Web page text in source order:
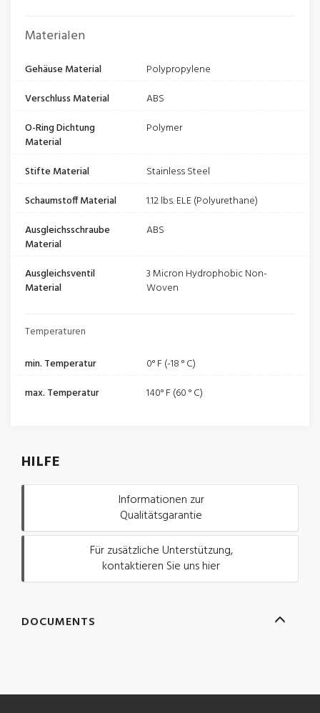
Materialen
Gehäuse Material
Polypropylene
Verschluss Material
ABS
O-Ring Dichtung
Material
Polymer
Stifte Material
Stainless Steel
Schaumstoff Material
1.12 lbs. ELE (Polyurethane)
Ausgleichsschraube
Material
ABS
Ausgleichsventil
Material
3 Micron Hydrophobic Non-
Woven
Temperaturen
min. Temperatur
0° F (-18 ° C)
max. Temperatur
140° F (60 ° C)
HILFE
Informationen zur
Qualitätsgarantie
Für zusätzliche Unterstützung,
kontaktieren Sie uns hier
DOCUMENTS